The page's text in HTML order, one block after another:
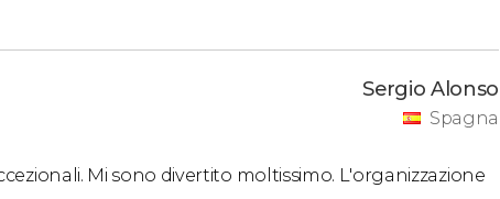
Sergio Alonso
Spagna
Mi sono divertito moltissimo. L'organizzazione